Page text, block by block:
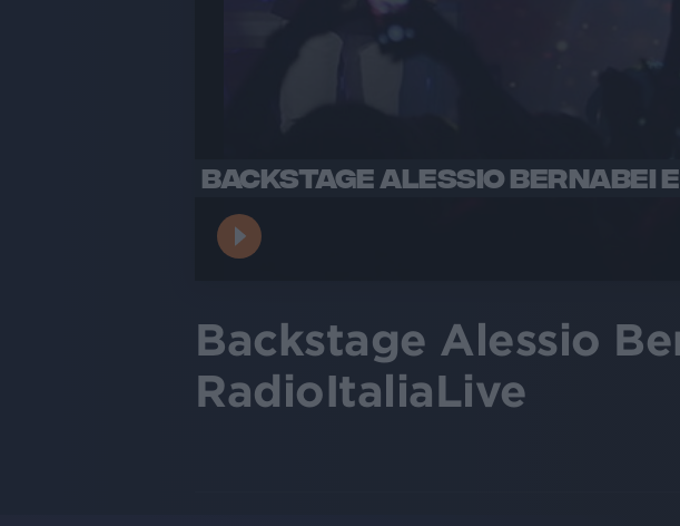
BACKSTAGE ALESSIO BERNABEI
Backstage Alessio
RadioItaliaLive